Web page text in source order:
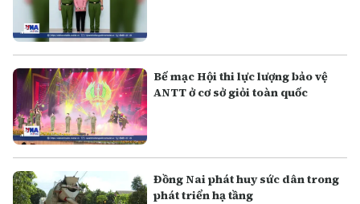
Bế mạc Hội thi lực lượng bảo vệ
ANTT ở cơ sở giỏi toàn quốc
Đồng Nai phát huy sức dân trong
phát triển hạ tầng